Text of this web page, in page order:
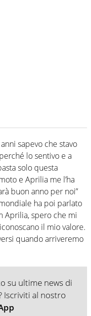
sapevo che stavo
lo sentivo e a
solo questa
e Aprilia me l’ha
buon anno per noi”
ha poi parlato
Aprilia, spero che mi
il mio valore.
quando arriveremo
su ultime news di
Iscriviti al nostro